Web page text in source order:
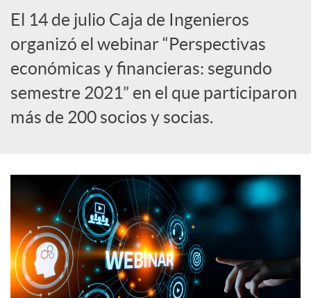
o
c
i
l
e
s
El 14 de julio Caja de Ingenieros
organizó el webinar “Perspectivas
económicas y financieras: segundo
semestre 2021” en el que participaron
más de 200 socios y socias.